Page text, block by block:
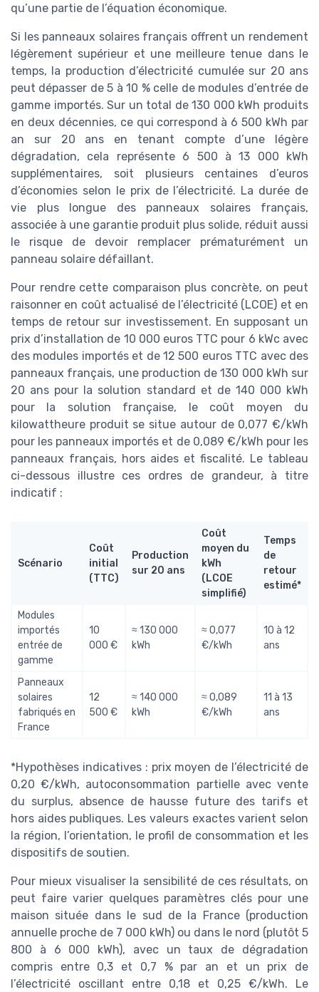
qu’une partie de l’équation économique.
Si les panneaux solaires français offrent un rendement
légèrement supérieur et une meilleure tenue dans le
temps, la production d’électricité cumulée sur 20 ans
peut dépasser de 5 à 10 % celle de modules d’entrée de
gamme importés. Sur un total de 130 000 kWh produits
en deux décennies, ce qui correspond à 6 500 kWh par
an sur 20 ans en tenant compte d’une légère
dégradation, cela représente 6 500 à 13 000 kWh
supplémentaires, soit plusieurs centaines d’euros
d’économies selon le prix de l’électricité. La durée de
vie plus longue des panneaux solaires français,
associée à une garantie produit plus solide, réduit aussi
le risque de devoir remplacer prématurément un
panneau solaire défaillant.
Pour rendre cette comparaison plus concrète, on peut
raisonner en coût actualisé de l’électricité (LCOE) et en
temps de retour sur investissement. En supposant un
prix d’installation de 10 000 euros TTC pour 6 kWc avec
des modules importés et de 12 500 euros TTC avec des
panneaux français, une production de 130 000 kWh sur
20 ans pour la solution standard et de 140 000 kWh
pour la solution française, le coût moyen du
kilowattheure produit se situe autour de 0,077 €/kWh
pour les panneaux importés et de 0,089 €/kWh pour les
panneaux français, hors aides et fiscalité. Le tableau
ci-dessous illustre ces ordres de grandeur, à titre
indicatif :
Scénario
Coût
initial
(TTC)
Production
sur 20 ans
Coût
moyen du
kWh
(LCOE
simplifié)
Temps
de
retour
estimé*
Modules
importés
entrée de
gamme
10
000 €
≈ 130 000
kWh
≈ 0,077
€/kWh
10 à 12
ans
Panneaux
solaires
fabriqués en
France
12
500 €
≈ 140 000
kWh
≈ 0,089
€/kWh
11 à 13
ans
*Hypothèses indicatives : prix moyen de l’électricité de
0,20 €/kWh, autoconsommation partielle avec vente
du surplus, absence de hausse future des tarifs et
hors aides publiques. Les valeurs exactes varient selon
la région, l’orientation, le profil de consommation et les
dispositifs de soutien.
Pour mieux visualiser la sensibilité de ces résultats, on
peut faire varier quelques paramètres clés pour une
maison située dans le sud de la France (production
annuelle proche de 7 000 kWh) ou dans le nord (plutôt 5
800 à 6 000 kWh), avec un taux de dégradation
compris entre 0,3 et 0,7 % par an et un prix de
l’électricité oscillant entre 0,18 et 0,25 €/kWh. Le